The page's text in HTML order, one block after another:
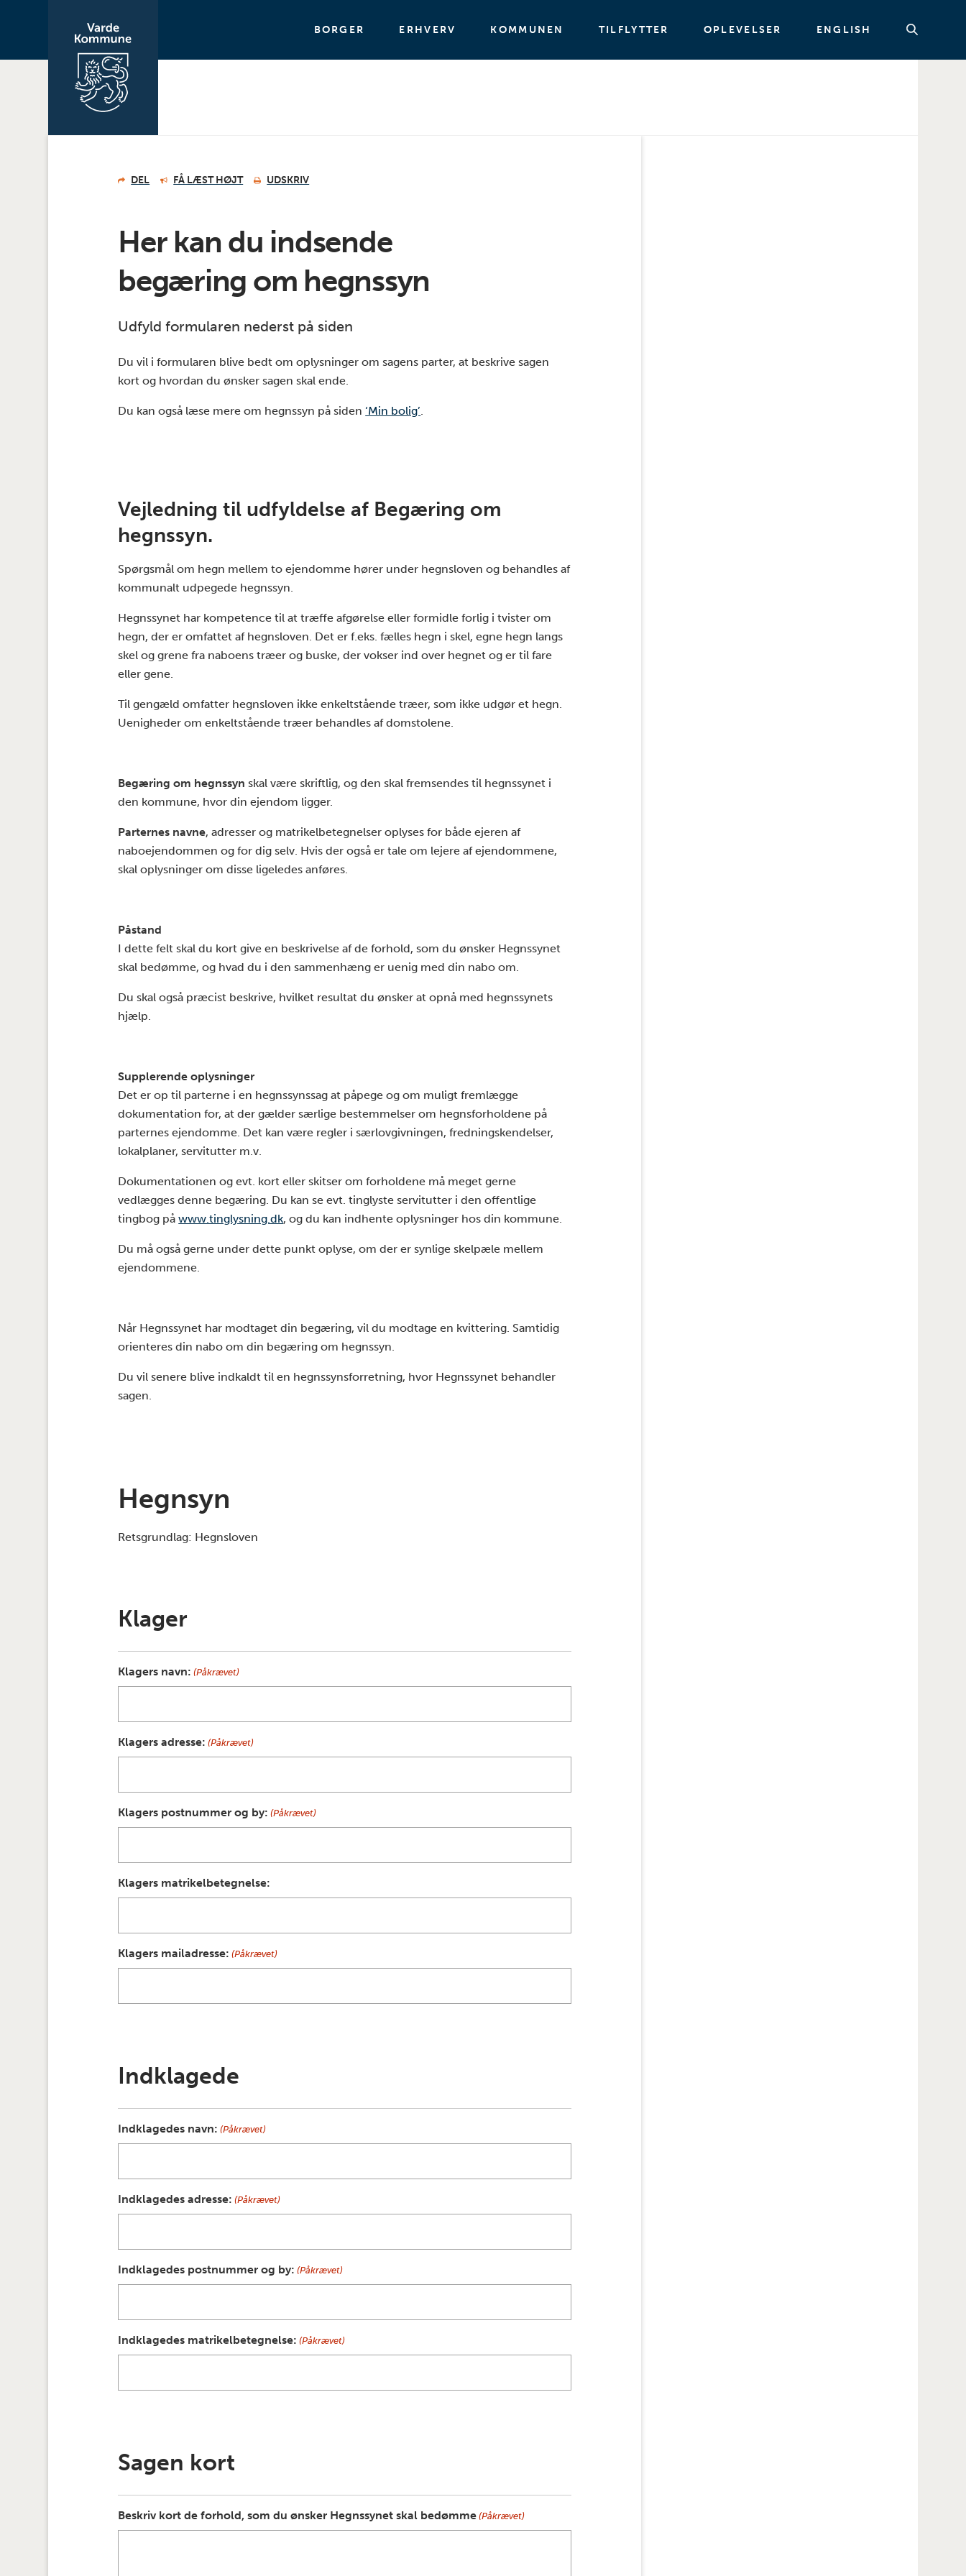
BORGER ERHVERV KOMMUNEN TILFLYTTER OPLEVELSER ENGLISH
DEL FÅ LÆST HØJT UDSKRIV
Her kan du indsende
begæring om hegnssyn
Udfyld formularen nederst på siden
Du vil i formularen blive bedt om oplysninger om sagens parter, at beskrive sagen
kort og hvordan du ønsker sagen skal ende.
Du kan også læse mere om hegnssyn på siden ‘Min bolig’.
Vejledning til udfyldelse af Begæring om
hegnssyn.
Spørgsmål om hegn mellem to ejendomme hører under hegnsloven og behandles af
kommunalt udpegede hegnssyn.
Hegnssynet har kompetence til at træffe afgørelse eller formidle forlig i tvister om
hegn, der er omfattet af hegnsloven. Det er f.eks. fælles hegn i skel, egne hegn langs
skel og grene fra naboens træer og buske, der vokser ind over hegnet og er til fare
eller gene.
Til gengæld omfatter hegnsloven ikke enkeltstående træer, som ikke udgør et hegn.
Uenigheder om enkeltstående træer behandles af domstolene.
Begæring om hegnssyn skal være skriftlig, og den skal fremsendes til hegnssynet i
den kommune, hvor din ejendom ligger.
Parternes navne, adresser og matrikelbetegnelser oplyses for både ejeren af
naboejendommen og for dig selv. Hvis der også er tale om lejere af ejendommene,
skal oplysninger om disse ligeledes anføres.
Påstand
I dette felt skal du kort give en beskrivelse af de forhold, som du ønsker Hegnssynet
skal bedømme, og hvad du i den sammenhæng er uenig med din nabo om.
Du skal også præcist beskrive, hvilket resultat du ønsker at opnå med hegnssynets
hjælp.
Supplerende oplysninger
Det er op til parterne i en hegnssynssag at påpege og om muligt fremlægge
dokumentation for, at der gælder særlige bestemmelser om hegnsforholdene på
parternes ejendomme. Det kan være regler i særlovgivningen, fredningskendelser,
lokalplaner, servitutter m.v.
Dokumentationen og evt. kort eller skitser om forholdene må meget gerne
vedlægges denne begæring. Du kan se evt. tinglyste servitutter i den offentlige
tingbog påwww.tinglysning.dk, og du kan indhente oplysninger hos din kommune.
Du må også gerne under dette punkt oplyse, om der er synlige skelpæle mellem
ejendommene.
Når Hegnssynet har modtaget din begæring, vil du modtage en kvittering. Samtidig
orienteres din nabo om din begæring om hegnssyn.
Du vil senere blive indkaldt til en hegnssynsforretning, hvor Hegnssynet behandler
sagen.
Hegnsyn
Retsgrundlag: Hegnsloven
Klager
Klagers navn: (Påkrævet)
Klagers adresse: (Påkrævet)
Klagers postnummer og by: (Påkrævet)
Klagers matrikelbetegnelse:
Klagers mailadresse: (Påkrævet)
Indklagede
Indklagedes navn: (Påkrævet)
Indklagedes adresse: (Påkrævet)
Indklagedes postnummer og by: (Påkrævet)
Indklagedes matrikelbetegnelse: (Påkrævet)
Sagen kort
Beskriv kort de forhold, som du ønsker Hegnssynet skal bedømme (Påkrævet)